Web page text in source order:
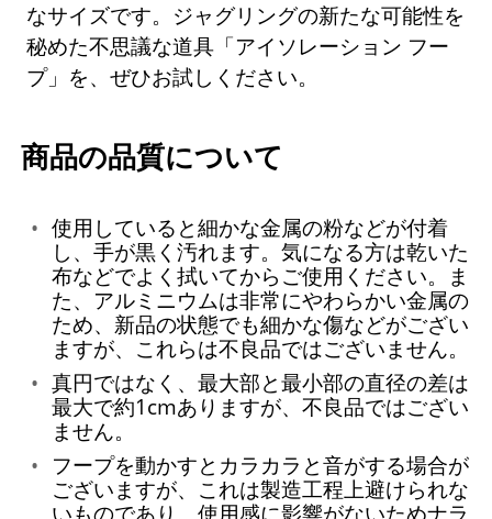
なサイズです。ジャグリングの新たな可能性を
秘めた不思議な道具「アイソレーション フー
プ」を、ぜひお試しください。
商品の品質について
使用していると細かな金属の粉などが付着
し、手が黒く汚れます。気になる方は乾いた
布などでよく拭いてからご使用ください。ま
た、アルミニウムは非常にやわらかい金属の
ため、新品の状態でも細かな傷などがござい
ますが、これらは不良品ではございません。
真円ではなく、最大部と最小部の直径の差は
最大で約1cmありますが、不良品ではござい
ません。
フープを動かすとカラカラと音がする場合が
ございますが、これは製造工程上避けられな
いものであり、使用感に影響がないためナラ